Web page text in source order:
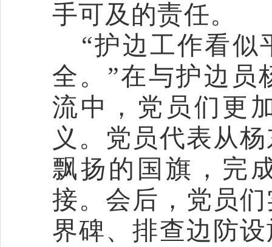
手可及的责任。
“护边工作看似
全。”在与护边员
流中，党员们更
义 。党员代表从
飘扬的国旗 ，完
接。 会后 ，党员
界碑、排查边防